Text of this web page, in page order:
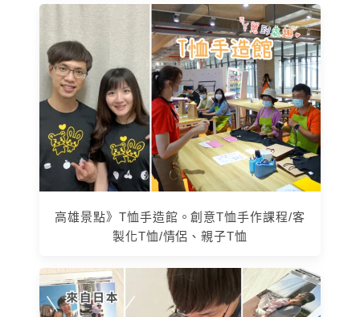
高雄景點》T恤手造館。創意T恤手作課程/客
製化T恤/情侶、親子T恤